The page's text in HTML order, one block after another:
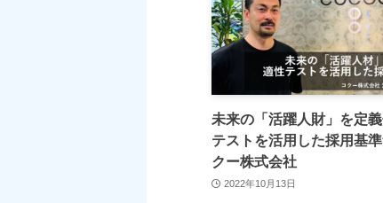
未来の「活躍人財」を定
テストを活用した採用基
クー株式会社
2022年10月13日